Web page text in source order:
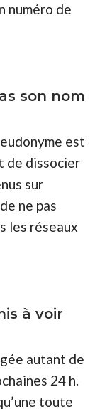
numéro de
son nom
est
de dissocier
sur
ne pas
les réseaux
à voir
autant de
24 h.
toute